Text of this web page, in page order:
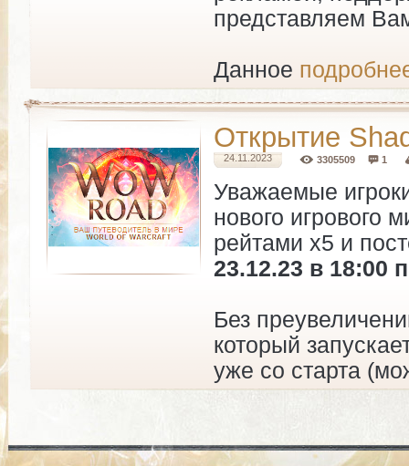
представляем
Данное
Открытие
24.11.2023 3305509 1
Уважаемые
нового игрового
рейтами х5 и
23.12.23 в 18:00
Без
который
уже со старта